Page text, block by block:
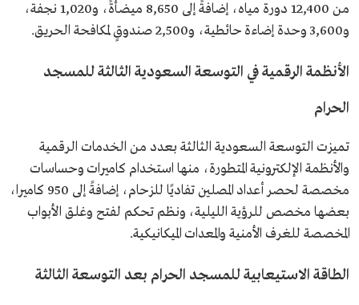
من 12,400 دورة مياه، إضافةً إلى 8,650 ميضأةً، و1,020 نجفة،
و3,600 وحدة إضاءة حائطية، و2,500 صندوقٍ لمكافحة الحريق.
الأنظمة الرقمية في التوسعة السعودية الثالثة للمسجد
الحرام
تميزت التوسعة السعودية الثالثة بعدد من الخدمات الرقمية
والأنظمة الإلكترونية المتطورة، منها استخدام كاميرات وحساسات
مخصصة لحصر أعداد المصلين تفاديًا للزحام، إضافةً إلى 950 كاميرا،
بعضها مخصص للرؤية الليلية، ونظم تحكم لفتح وغلق الأبواب
المخصصة للغرف الأمنية والمعدات الميكانيكية.
الطاقة الاستيعابية للمسجد الحرام بعد التوسعة الثالثة